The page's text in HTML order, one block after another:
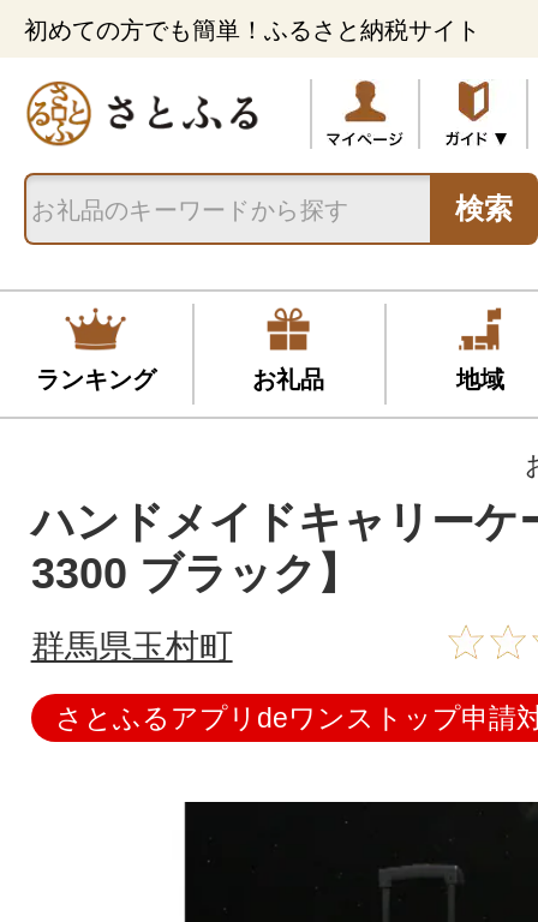
初めての方でも簡単！ふるさと納税サイト
検索
ランキング お礼品 地域
ハンドメイドキャリーケ
3300 ブラック】
群馬県玉村町
さとふるアプリdeワンストップ申請